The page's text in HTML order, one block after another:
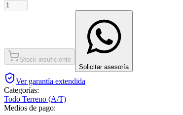
Stock insuficiente
Solicitar asesoría
Ver garantía extendida
Categorías:
Todo Terreno (A/T)
Medios de pago: